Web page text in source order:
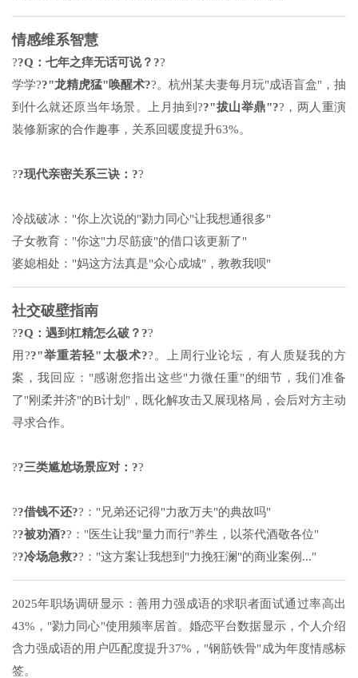
情感维系智慧
??Q：七年之痒无话可说？??
学学??"龙精虎猛"唤醒术??。杭州某夫妻每月玩"成语盲盒"，抽
到什么就还原当年场景。上月抽到??"拔山举鼎"??，两人重演
装修新家的合作趣事，关系回暖度提升63%。
??现代亲密关系三诀：??
冷战破冰："你上次说的"勠力同心"让我想通很多"
子女教育："你这"力尽筋疲"的借口该更新了"
婆媳相处："妈这方法真是"众心成城"，教教我呗"
社交破壁指南
??Q：遇到杠精怎么破？??
用??"举重若轻"太极术??。上周行业论坛，有人质疑我的方
案，我回应："感谢您指出这些"力微任重"的细节，我们准备
了"刚柔并济"的B计划"，既化解攻击又展现格局，会后对方主动
寻求合作。
??三类尴尬场景应对：??
??借钱不还??："兄弟还记得"力敌万夫"的典故吗"
??被劝酒??："医生让我"量力而行"养生，以茶代酒敬各位"
??冷场急救??："这方案让我想到"力挽狂澜"的商业案例..."
2025年职场调研显示：善用力强成语的求职者面试通过率高出
43%，"勠力同心"使用频率居首。婚恋平台数据显示，个人介绍
含力强成语的用户匹配度提升37%，"钢筋铁骨"成为年度情感标
签。